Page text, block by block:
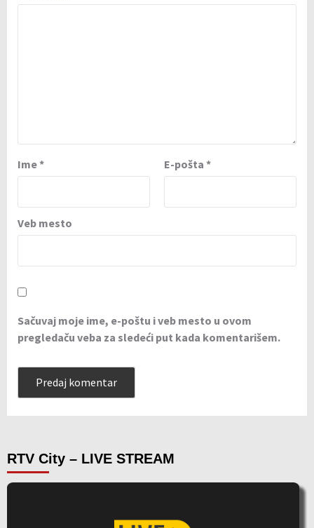
Ime* E-pošta *
Veb mesto
Sačuvaj moje ime, e-poštu i veb mesto u ovom
pregledaču veba za sledeći put kada komentarišem.
RTV City – LIVE STREAM